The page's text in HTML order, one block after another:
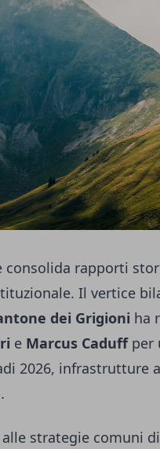
consolida rapporti
Il vertice
dei Grigioni ha
e Marcus Caduffper
2026, infrastrutture
strategie comuni